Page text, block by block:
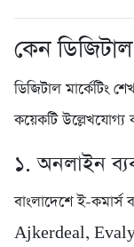
কেন
ডিজিটাল মার্কেটিং
কয়েকটি
১. অনলাইন
বাংলাদেশে ই-কমার্স
Ajkerdeal, Evaly-